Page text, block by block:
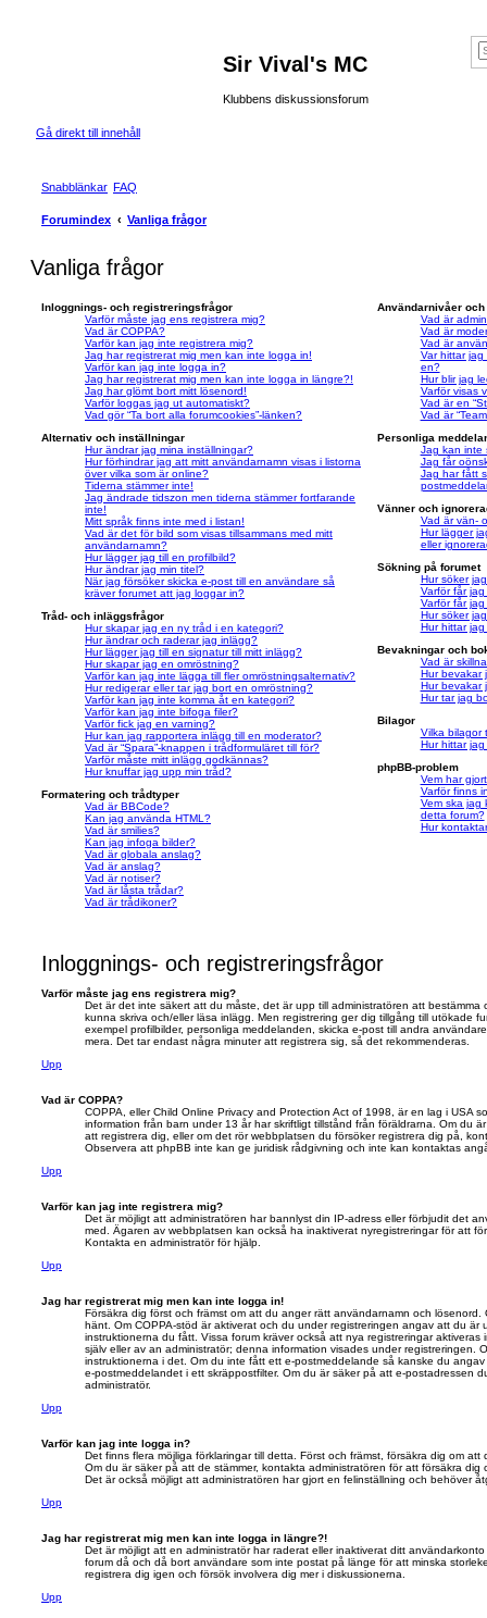
Sir Vival's MC
Klubbens diskussionsforum
Gå direkt till innehåll
Snabblänkar FAQ
Forumindex Vanliga frågor
Vanliga frågor
Inloggnings- och registreringsfrågor
Varför måste jag ens registrera mig?
Vad är COPPA?
Varför kan jag inte registrera mig?
Jag har registrerat mig men kan inte logga in!
Varför kan jag inte logga in?
Jag har registrerat mig men kan inte logga in längre?!
Jag har glömt bort mitt lösenord!
Varför loggas jag ut automatiskt?
Vad gör “Ta bort alla forumcookies”-länken?
Alternativ och inställningar
Hur ändrar jag mina inställningar?
Hur förhindrar jag att mitt användarnamn visas i listorna
över vilka som är online?
Tiderna stämmer inte!
Jag ändrade tidszon men tiderna stämmer fortfarande
inte!
Mitt språk finns inte med i listan!
Vad är det för bild som visas tillsammans med mitt
användarnamn?
Hur lägger jag till en profilbild?
Hur ändrar jag min titel?
När jag försöker skicka e-post till en användare så
kräver forumet att jag loggar in?
Tråd- och inläggsfrågor
Hur skapar jag en ny tråd i en kategori?
Hur ändrar och raderar jag inlägg?
Hur lägger jag till en signatur till mitt inlägg?
Hur skapar jag en omröstning?
Varför kan jag inte lägga till fler omröstningsalternativ?
Hur redigerar eller tar jag bort en omröstning?
Varför kan jag inte komma åt en kategori?
Varför kan jag inte bifoga filer?
Varför fick jag en varning?
Hur kan jag rapportera inlägg till en moderator?
Vad är “Spara”-knappen i trådformuläret till för?
Varför måste mitt inlägg godkännas?
Hur knuffar jag upp min tråd?
Formatering och trådtyper
Vad är BBCode?
Kan jag använda HTML?
Vad är smilies?
Kan jag infoga bilder?
Vad är globala anslag?
Vad är anslag?
Vad är notiser?
Vad är låsta trådar?
Vad är trådikoner?
Användarnivåer och
Vad är
Vad är
Vad är
Var hittar
en?
Hur blir jag
Varför visas
Vad är en
Vad är
Personliga
Jag kan inte
Jag får
Jag har fått
Vänner och
Vad är vän-
Hur lägger
eller
Sökning på forumet
Hur söker
Varför får
Varför får
Hur söker
Hur hittar
Bevakningar och
Vad är
Hur bevakar
Hur bevakar
Hur tar jag
Bilagor
Vilka bilagor
Hur hittar
phpBB-problem
Vem har
Varför finns
Vem ska jag
detta forum?
Hur
Inloggnings- och registreringsfrågor
Varför måste jag ens registrera mig?
Det är det inte säkert att du måste, det är upp till administratören att bestämma
kunna skriva och/eller läsa inlägg. Men registrering ger dig tillgång till utökade
exempel profilbilder, personliga meddelanden, skicka e-post till andra
mera. Det tar endast några minuter att registrera sig, så det rekommenderas.
Upp
Vad är COPPA?
COPPA, eller Child Online Privacy and Protection Act of 1998, är en lag i USA
information från barn under 13 år har skriftligt tillstånd från föräldrarna. Om du
att registrera dig, eller om det rör webbplatsen du försöker registrera dig på,
Observera att phpBB inte kan ge juridisk rådgivning och inte kan kontaktas
Upp
Varför kan jag inte registrera mig?
Det är möjligt att administratören har bannlyst din IP-adress eller förbjudit det
med. Ägaren av webbplatsen kan också ha inaktiverat nyregistreringar för att
Kontakta en administratör för hjälp.
Upp
Jag har registrerat mig men kan inte logga in!
Försäkra dig först och främst om att du anger rätt användarnamn och
hänt. Om COPPA-stöd är aktiverat och du under registreringen angav att du är
instruktionerna du fått. Vissa forum kräver också att nya registreringar
själv eller av an administratör; denna information visades under registreringen.
instruktionerna i det. Om du inte fått ett e-postmeddelande så kanske du
e-postmeddelandet i ett skräppostfilter. Om du är säker på att e-postadressen
administratör.
Upp
Varför kan jag inte logga in?
Det finns flera möjliga förklaringar till detta. Först och främst, försäkra dig om
Om du är säker på att de stämmer, kontakta administratören för att försäkra
Det är också möjligt att administratören har gjort en felinställning och behöver
Upp
Jag har registrerat mig men kan inte logga in längre?!
Det är möjligt att en administratör har raderat eller inaktiverat ditt
forum då och då bort användare som inte postat på länge för att minska
registrera dig igen och försök involvera dig mer i diskussionerna.
Upp